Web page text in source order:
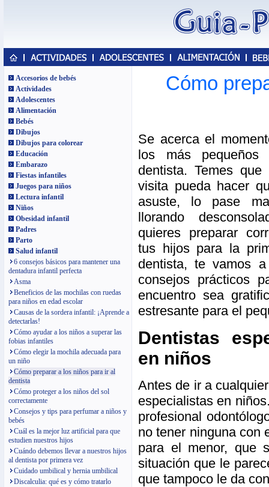
Accesorios de bebés
Actividades
Adolescentes
Alimentación
Bebés
Dibujos
Dibujos para colorear
Educación
Embarazo
Fiestas infantiles
Juegos para niños
Lectura infantil
Niños
Obesidad infantil
Padres
Parto
Salud infantil
6 consejos básicos para mantener una
dentadura infantil perfecta
Asma
Beneficios de las mochilas con ruedas
para niños en edad escolar
Causas de la sordera infantil: ¡Aprende a
detectarlas!
Cómo ayudar a los niños a superar las
fobias infantiles
Cómo elegir la mochila adecuada para
un niño
Cómo preparar a los niños para ir al
dentista
Cómo proteger a los niños del sol
correctamente
Consejos y tips para perfumar a niños y
bebés
Cuál es la mejor luz artificial para que
estudien nuestros hijos
Cuándo debemos llevar a nuestros hijos
al dentista por primera vez
Cuidado umbilical y hernia umbilical
Discalculia: qué es y cómo tratarlo
Cómo
Se acerca el
los más
dentista. Temes que
visita pueda hacer
asuste, lo pase
llorando
quieres preparar
tus hijos para la
dentista, te vamos
consejos prácticos
encuentro sea
estresante para el
Dentistas
en niños
Antes de ir a
especialistas en
profesional
no tener ninguna con
para el menor, que
situación que le
que tampoco le da